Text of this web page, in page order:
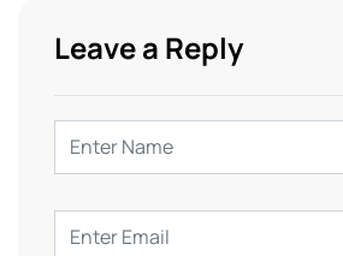
Leave a Reply